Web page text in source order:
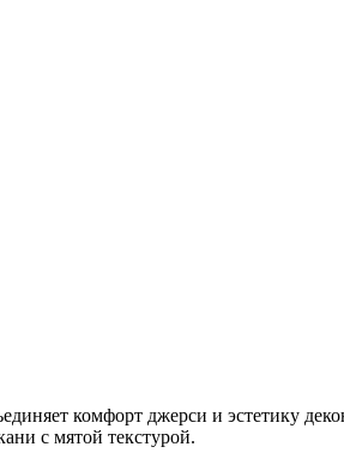
комфорт джерси и эстетику
с мятой текстурой.